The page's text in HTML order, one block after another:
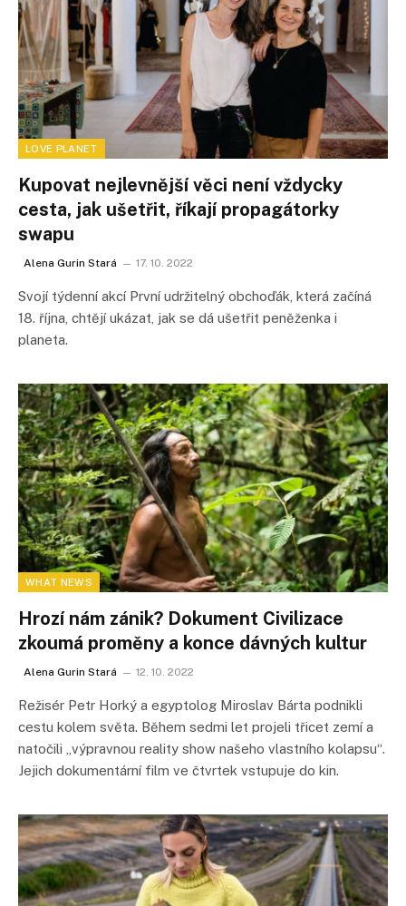
LOVE PLANET
Kupovat nejlevnější věci není vždycky
cesta, jak ušetřit, říkají propagátorky
swapu
Alena Gurin Stará 17. 10. 2022
Svojí týdenní akcí První udržitelný obchoďák, která začíná
18. října, chtějí ukázat, jak se dá ušetřit peněženka i
planeta.
WHAT NEWS
Hrozí nám zánik? Dokument Civilizace
zkoumá proměny a konce dávných kultur
Alena Gurin Stará 12. 10. 2022
Režisér Petr Horký a egyptolog Miroslav Bárta podnikli
cestu kolem světa. Během sedmi let projeli třicet zemí a
natočili „výpravnou reality show našeho vlastního kolapsu“.
Jejich dokumentární film ve čtvrtek vstupuje do kin.